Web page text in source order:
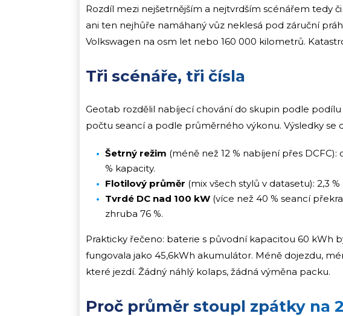
Rozdíl mezi nejšetrnějším a nejtvrdším scénářem tedy
ani ten nejhůře namáhaný vůz neklesá pod záruční
Volkswagen na osm let nebo 160 000 kilometrů.
Tři scénáře, tři čísla
Geotab rozdělil nabíjecí chování do skupin podle
počtu seancí a podle průměrného výkonu. Výsledky se
Šetrný režim (méně než 12 % nabíjení přes
% kapacity.
Flotilový průměr (mix všech stylů v datasetu): 2,3
Tvrdé DC nad 100 kW (více než 40 % seancí
zhruba 76 %.
Prakticky řečeno: baterie s původní kapacitou 60 kWh
fungovala jako 45,6kWh akumulátor. Méně dojezdu,
které jezdí. Žádný náhlý kolaps, žádná výměna packu.
Proč průměr stoupl zpátky na